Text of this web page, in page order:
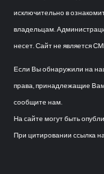
исключительно в
владельцам.
несет. Сайт не является
Если Вы обнаружили на
права, принадлежащие
сообщите нам.
На сайте могут быть
При цитировании ссылка